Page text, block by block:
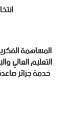
التعليم
خدمة جزائر